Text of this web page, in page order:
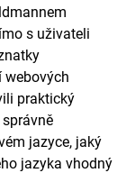
s uživateli
webových
praktický
jazyce, jaký
jazyka vhodný